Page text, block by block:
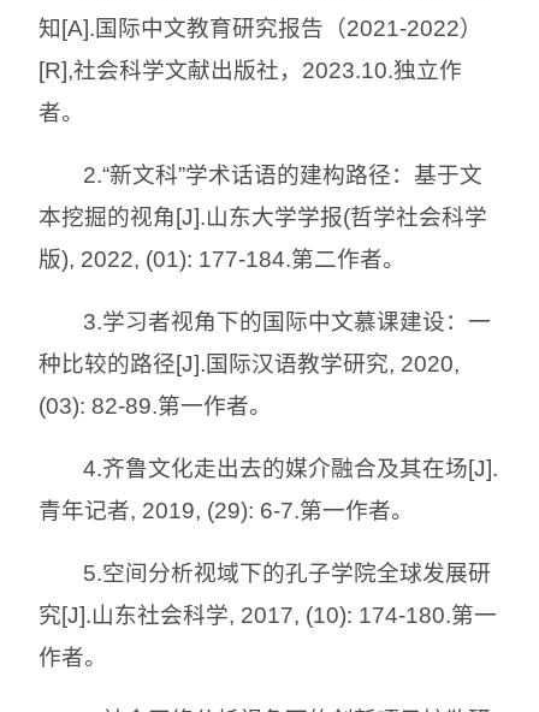
知[A].国际中文教育研究报告（2021-2022）
[R],社会科学文献出版社，2023.10.独立作
者。
2.“新文科”学术话语的建构路径：基于文
本挖掘的视角[J].山东大学学报(哲学社会科学
版), 2022, (01): 177-184.第二作者。
3.学习者视角下的国际中文慕课建设：一
种比较的路径[J].国际汉语教学研究, 2020,
(03): 82-89.第一作者。
4.齐鲁文化走出去的媒介融合及其在场[J].
青年记者, 2019, (29): 6-7.第一作者。
5.空间分析视域下的孔子学院全球发展研
究[J].山东社会科学, 2017, (10): 174-180.第一
作者。